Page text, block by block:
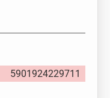
5901924229711